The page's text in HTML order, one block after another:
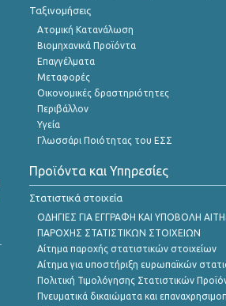
Ταξινομήσεις
Ατομική Κατανάλωση
Βιομηχανικά Προϊόντα
Επαγγέλματα
Μεταφορές
Οικονομικές δραστηριότητες
Περιβάλλον
Υγεία
Γλωσσάρι Ποιότητας του ΕΣΣ
Προϊόντα και Υπηρεσίες
Στατιστικά στοιχεία
ΟΔΗΓΙΕΣ ΓΙΑ ΕΓΓΡΑΦΗ ΚΑΙ ΥΠΟΒΟΛΗ
ΠΑΡΟΧΗΣ ΣΤΑΤΙΣΤΙΚΩΝ ΣΤΟΙΧΕΙΩΝ
Αίτημα παροχής στατιστικών στοιχείων
Αίτημα για υποστήριξη ευρωπαϊκών
Πολιτική Τιμολόγησης Στατιστικών
Πνευματικά δικαιώματα και